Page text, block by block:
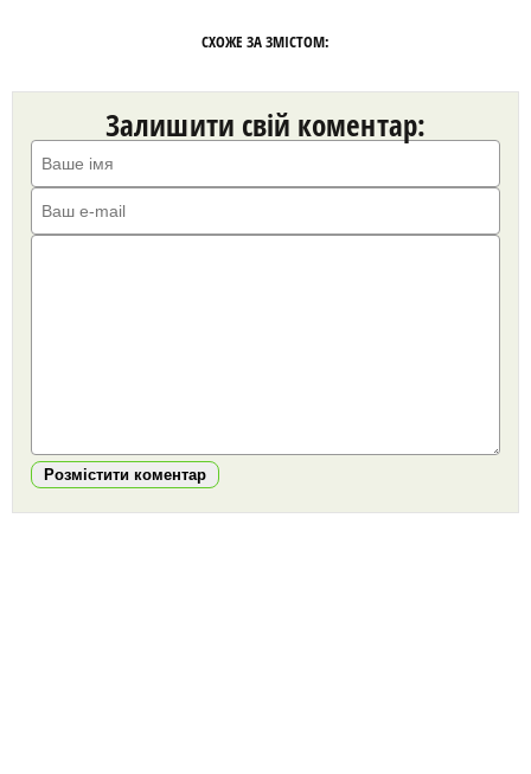
СХОЖЕ ЗА ЗМІСТОМ:
Залишити свій коментар:
Розмістити коментар